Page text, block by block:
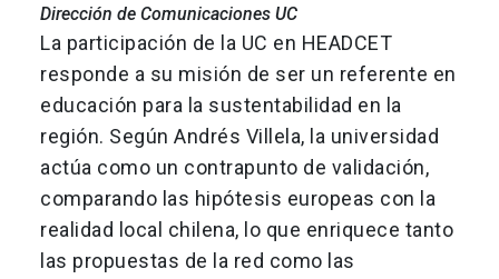
Dirección de Comunicaciones UC
La participación de la UC en HEADCET
responde a su misión de ser un referente en
educación para la sustentabilidad en la
región. Según Andrés Villela, la universidad
actúa como un contrapunto de validación,
comparando las hipótesis europeas con la
realidad local chilena, lo que enriquece tanto
las propuestas de la red como las